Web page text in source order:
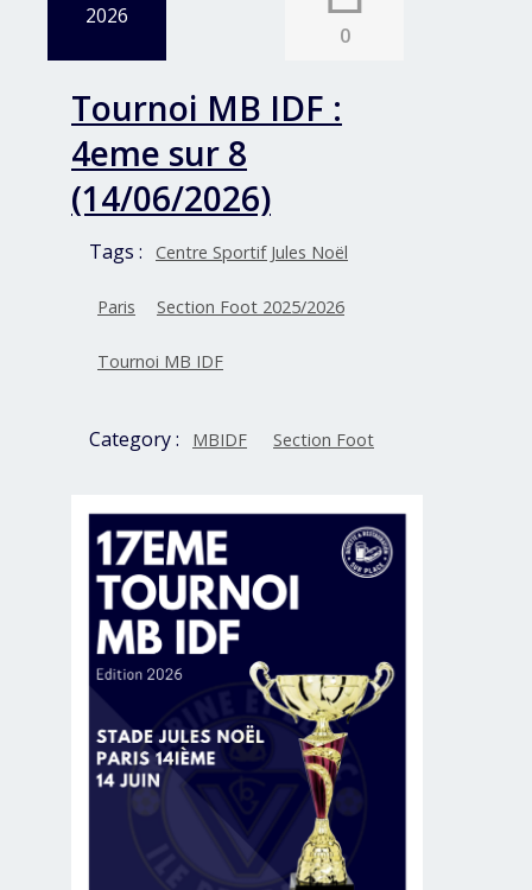
2026
0
Tournoi MB IDF :
4eme sur 8
(14/06/2026)
Tags : Centre Sportif Jules Noël
Paris Section Foot 2025/2026
Tournoi MB IDF
Category : MBIDF Section Foot